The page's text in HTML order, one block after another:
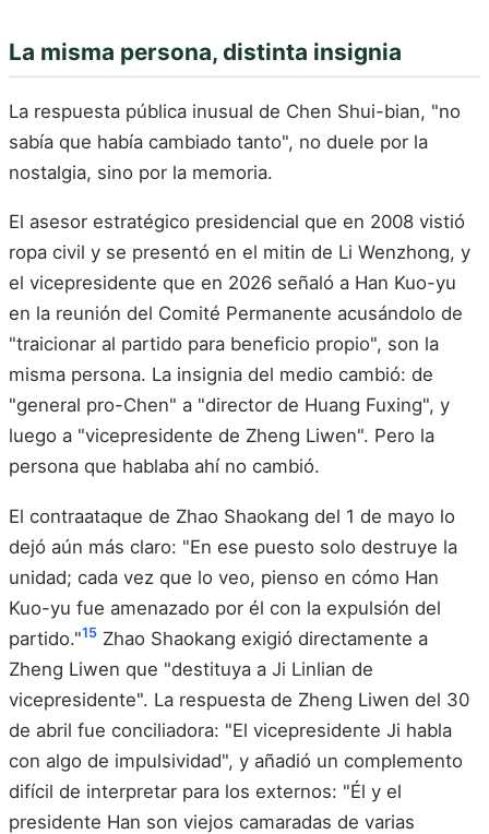
La misma persona, distinta insignia
La respuesta pública inusual de Chen Shui-bian, "no
sabía que había cambiado tanto", no duele por la
nostalgia, sino por la memoria.
El asesor estratégico presidencial que en 2008 vistió
ropa civil y se presentó en el mitin de Li Wenzhong, y
el vicepresidente que en 2026 señaló a Han Kuo-yu
en la reunión del Comité Permanente acusándolo de
"traicionar al partido para beneficio propio", son la
misma persona. La insignia del medio cambió: de
"general pro-Chen" a "director de Huang Fuxing", y
luego a "vicepresidente de Zheng Liwen". Pero la
persona que hablaba ahí no cambió.
El contraataque de Zhao Shaokang del 1 de mayo lo
dejó aún más claro: "En ese puesto solo destruye la
unidad; cada vez que lo veo, pienso en cómo Han
Kuo-yu fue amenazado por él con la expulsión del
partido."15 Zhao Shaokang exigió directamente a
Zheng Liwen que "destituya a Ji Linlian de
vicepresidente". La respuesta de Zheng Liwen del 30
de abril fue conciliadora: "El vicepresidente Ji habla
con algo de impulsividad", y añadió un complemento
difícil de interpretar para los externos: "Él y el
presidente Han son viejos camaradas de varias